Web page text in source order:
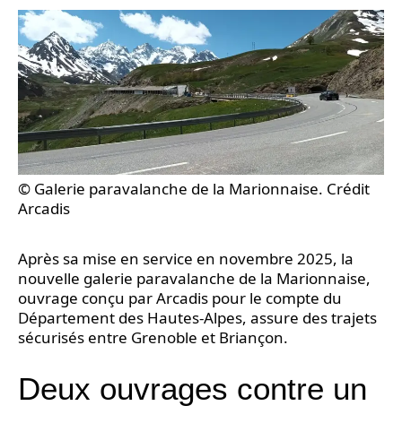
© Galerie paravalanche de la Marionnaise. Crédit
Arcadis
Après sa mise en service en novembre 2025, la
nouvelle galerie paravalanche de la Marionnaise,
ouvrage conçu par Arcadis pour le compte du
Département des Hautes-Alpes, assure des trajets
sécurisés entre Grenoble et Briançon.
Deux ouvrages contre un